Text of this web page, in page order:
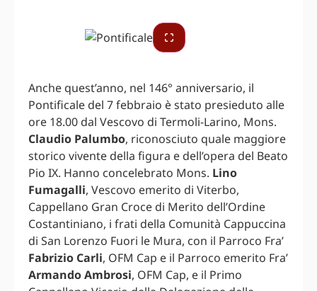
Anche quest’anno, nel 146° anniversario, il
Pontificale del 7 febbraio è stato presieduto alle
ore 18.00 dal Vescovo di Termoli-Larino, Mons.
Claudio Palumbo, riconosciuto quale maggiore
storico vivente della figura e dell’opera del Beato
Pio IX. Hanno concelebrato Mons. Lino
Fumagalli, Vescovo emerito di Viterbo,
Cappellano Gran Croce di Merito dell’Ordine
Costantiniano, i frati della Comunità Cappuccina
di San Lorenzo Fuori le Mura, con il Parroco Fra’
Fabrizio Carli, OFM Cap e il Parroco emerito Fra’
Armando Ambrosi, OFM Cap, e il Primo